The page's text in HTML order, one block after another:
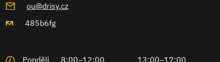
ou@drisy.cz
485b6fg
Pondělí 8:00–12:00 13:00–17:00